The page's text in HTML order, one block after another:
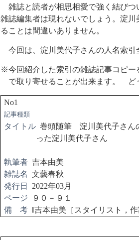
雑誌と読者が相思相愛で強く結びつ
雑誌編集者は現れないでしょう。淀
ることは間違いありません。
今回は、淀川美代子さんの人名索引
※今回紹介した索引の雑誌記事コピー
で取り寄せることが出来ます。 ど
No1
記事種類
タイトル 巻頭随筆 淀川美代子さん
った淀川美代子さん
執筆者 吉本由美
雑誌名 文藝春秋
発行日
2022年03月
ページ
９０－９１
備 考 ‖吉本由美［スタイリスト，